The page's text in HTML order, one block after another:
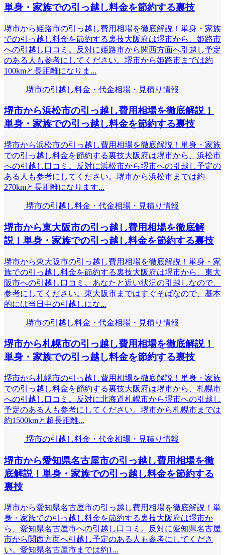
単身・家族での引っ越し料金を節約する裏技
堺市から姫路市の引っ越し費用相場を徹底解説！単身・家族
での引っ越し料金を節約する裏技大阪府は堺市から、姫路市
への引越し口コミ。反対に姫路市から関西方面へ引越し予定
のある人も参考にしてください。堺市から姫路市までは約
100kmと長距離になりま...
堺市の引越し料金・代金相場・見積り情報
堺市から浜松市の引っ越し費用相場を徹底解説！
単身・家族での引っ越し料金を節約する裏技
堺市から浜松市の引っ越し費用相場を徹底解説！単身・家族
での引っ越し料金を節約する裏技大阪府は堺市から、浜松市
への引越し口コミ。反対に浜松市から堺市への引越し予定の
ある人も参考にしてください。堺市から浜松市までは約
270kmと長距離になります...
堺市の引越し料金・代金相場・見積り情報
堺市から東大阪市の引っ越し費用相場を徹底解
説！単身・家族での引っ越し料金を節約する裏技
堺市から東大阪市の引っ越し費用相場を徹底解説！単身・家
族での引っ越し料金を節約する裏技大阪府は堺市から、東大
阪市への引越し口コミ。あなたと近い状況の引越しなので、
参考にしてください。東大阪市まではすぐそばなので、基本
的には当日中の引越しにな...
堺市の引越し料金・代金相場・見積り情報
堺市から札幌市の引っ越し費用相場を徹底解説！
単身・家族での引っ越し料金を節約する裏技
堺市から札幌市の引っ越し費用相場を徹底解説！単身・家族
での引っ越し料金を節約する裏技大阪府は堺市から、札幌市
への引越し口コミ。反対に北海道札幌市から堺市への引越し
予定のある人も参考にしてください。堺市から札幌市までは
約1500kmと超長距離...
堺市の引越し料金・代金相場・見積り情報
堺市から愛知県名古屋市の引っ越し費用相場を徹
底解説！単身・家族での引っ越し料金を節約する
裏技
堺市から愛知県名古屋市の引っ越し費用相場を徹底解説！単
身・家族での引っ越し料金を節約する裏技大阪府は堺市か
ら、愛知県名古屋市への引越し口コミ。反対に愛知県名古屋
市から関西方面へ引越し予定のある人も参考にしてくださ
い。愛知県名古屋市までは約1...